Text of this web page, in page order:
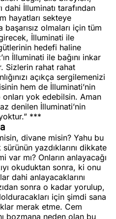
dahi İlluminatı tarafından
hayatları sekteye
başarısız olmaları için tüm
İlluminati ile
hedefi haline
İlluminati ile bağını inkar
Sizlerin rahat rahat
açıkça sergilemenizi
hem de İlluminati’nin
onları yok edebilsin. Aman
denilen İlluminati’nin
***
divane misin? Yahu bu
yazdıklarını dikkate
var mı? Onların anlayacağı
okuduktan sonra, ki onu
dahi anlayacaklarını
sonra o kadar yorulup,
için şimdi sana
merak etme. Cem
bozmana neden olan bu